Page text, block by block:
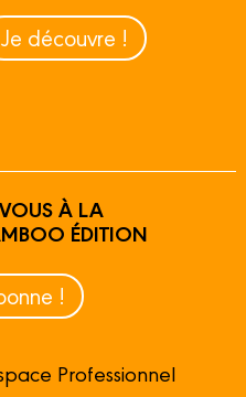
Je découvre !
À LA
ÉDITION
!
Professionnel